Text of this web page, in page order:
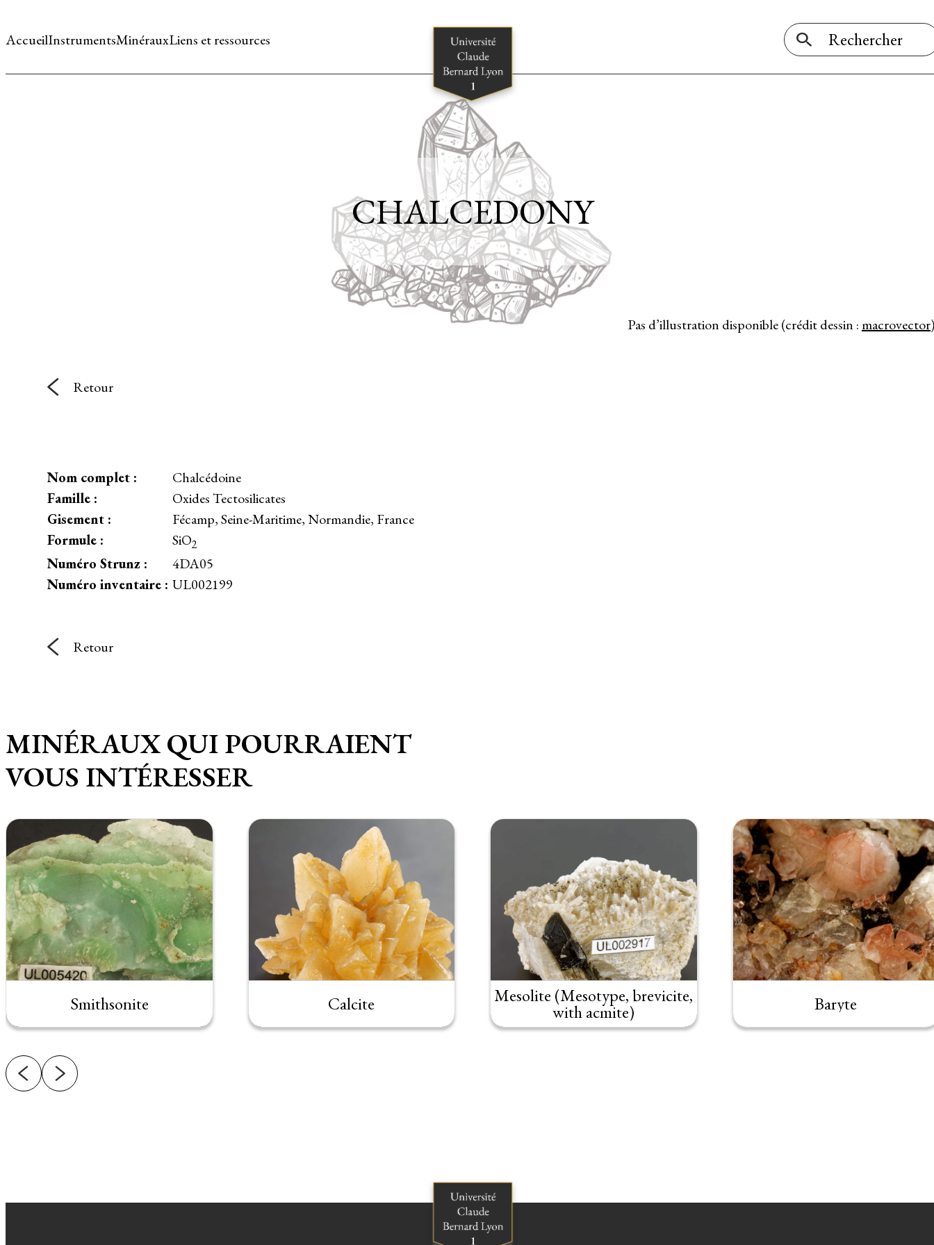
AccueilInstrumentsMinérauxLiens et ressources
Pas d’illustration disponible (crédit dessin :macrovector)
CHALCEDONY
Retour
Nom complet :
Chalcédoine
Famille :
Oxides Tectosilicates
Gisement :
Fécamp, Seine-Maritime, Normandie, France
Formule :
SiO2
Numéro Strunz :
4DA05
Numéro inventaire : UL002199
Retour
MINÉRAUX QUI POURRAIENT
VOUS INTÉRESSER
Smithsonite Calcite Mesolite (Mesotype, brevicite,
with acmite) Baryte